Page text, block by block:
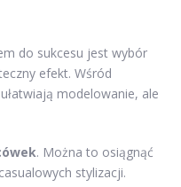
do sukcesu jest wybór
efekt. Wśród
modelowanie, ale
. Można to osiągnąć
stylizacji.